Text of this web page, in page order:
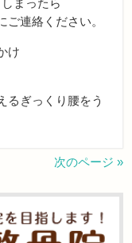
まったら
連絡ください。
け
るぎっくり腰をう
次のページ »